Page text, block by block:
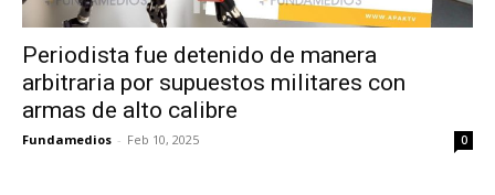
Periodista fue detenido de manera
arbitraria por supuestos militares con
armas de alto calibre
Fundamedios - Feb 10, 2025 0